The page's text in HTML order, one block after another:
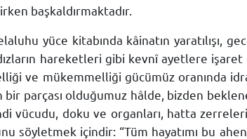
başkaldırmaktadır.
yüce kitabında kâinatın yaratılışı,
hareketleri gibi kevnî ayetlere
ve mükemmelliği gücümüz oranında
parçası olduğumuz hâlde, bizden
vücudu, doku ve organları, hatta
söyletmek içindir: “Tüm hayatımı bu